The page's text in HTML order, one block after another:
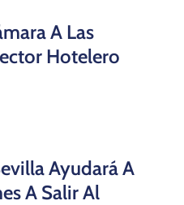
A Las
Hotelero
Ayudará A
A Salir Al